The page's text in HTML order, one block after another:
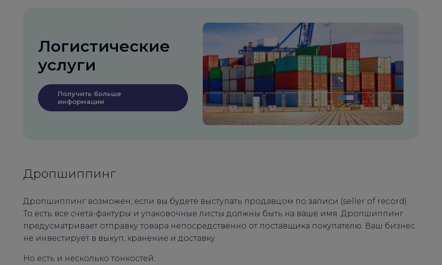
Логистические
услуги
Получить больше
информации
Дропшиппинг
Дропшиппинг возможен, если вы будете выступать продавцом по записи (seller of record).
То есть все счета-фактуры и упаковочные листы должны быть на ваше имя. Дропшиппинг
предусматривает отправку товара непосредственно от поставщика покупателю. Ваш бизнес
не инвестирует в выкуп, хранение и доставку.
Но есть и несколько тонкостей: